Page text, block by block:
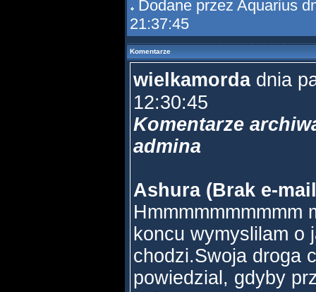
Dodane przez Aquarius
21:37:45
Komentarze
wielkamorda dnia
12:30:45
Komentarze
admina
Ashura (Brak e-
Hmmmmmmmmmm
koncu wymyslilam o
chodzi.Swoja droga
powiedzial, gdyby